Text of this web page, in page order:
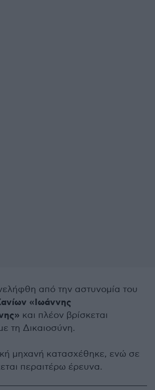
από την αστυνομία του
«Ιωάννης
και πλέον βρίσκεται
τη Δικαιοσύνη.
μηχανή κατασχέθηκε, ενώ σε
περαιτέρω έρευνα.